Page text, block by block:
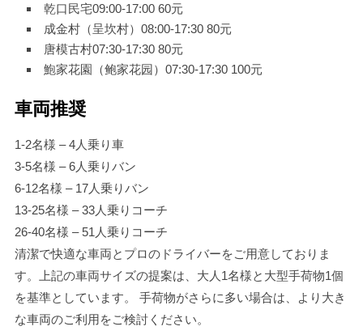
乾口民宅09:00-17:00 60元
成金村（呈坎村） 08:00-17:30 80元
唐模古村07:30-17:30 80元
鮑家花園（鲍家花园） 07:30-17:30 100元
車両推奨
1-2名様 – 4人乗り車
3-5名様 – 6人乗りバン
6-12名様 – 17人乗りバン
13-25名様 – 33人乗りコーチ
26-40名様 – 51人乗りコーチ
清潔で快適な車両とプロのドライバーをご用意しておりま
す。上記の車両サイズの提案は、大人1名様と大型手荷物1個
を基準としています。 手荷物がさらに多い場合は、より大き
な車両のご利用をご検討ください。